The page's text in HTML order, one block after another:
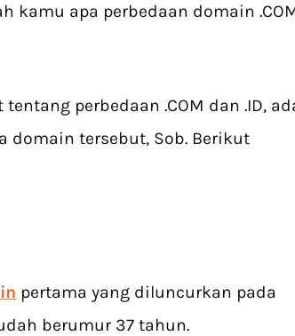
kamu apa perbedaan domain
perbedaan .COM dan .ID,
domain tersebut, Sob. Berikut
pertama yang diluncurkan pada
berumur 37 tahun.